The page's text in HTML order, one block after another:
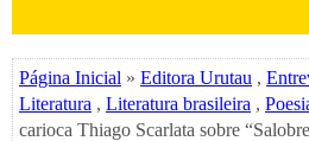
Página Inicial » Editora Urutau ,
Literatura , Literatura brasileira ,
carioca Thiago Scarlata sobre